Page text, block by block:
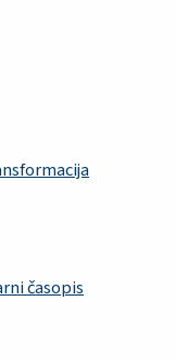
časopis